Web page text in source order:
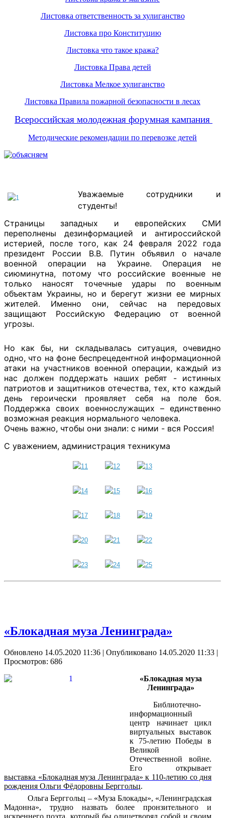
Листовка ответственность за хулиганство
Листовка про Конституцию
Листовка что такое кража?
Листовка Права детей
Листовка Мелкое хулиганство
Листовка Правила пожарной безопасности в лесах
Всероссийская молодежная форумная кампания
Методические рекомендации по перевозке детей
Уважаемые сотрудники и
студенты!
Страницы западных и европейских СМИ
переполнены дезинформацией и антироссийской
истерией, после того, как 24 февраля 2022 года
президент России В.В. Путин объявил о начале
военной операции на Украине. Операция не
сиюминутна, потому что российские военные не
только наносят точечные удары по военным
объектам Украины, но и берегут жизни ее мирных
жителей. Именно они, сейчас на передовых
защищают Российскую Федерацию от военной
угрозы.
Но как бы, ни складывалась ситуация, очевидно
одно, что на фоне беспрецедентной информационной
атаки на участников военной операции, каждый из
нас должен поддержать наших ребят - истинных
патриотов и защитников отечества, тех, кто каждый
день героически проявляет себя на поле боя.
Поддержка своих военнослужащих – единственно
возможная реакция нормального человека.
Очень важно, чтобы они знали: с ними - вся Россия!
С уважением, администрация техникума
«Блокадная муза Ленинграда»
Обновлено 14.05.2020 11:36 | Опубликовано 14.05.2020 11:33 |
Просмотров: 686
«Блокадная муза
Ленинграда»
Библиотечно-
информационный
центр начинает цикл
виртуальных выставок
к 75-летию Победы в
Великой
Отечественной войне.
Его открывает
выставка «Блокадная муза Ленинграда» к 110-летию со дня
рождения Ольги Фёдоровны Берггольц.
Ольга Берггольц – «Муза Блокады», «Ленинградская
Мадонна», трудно назвать более пронзительного и